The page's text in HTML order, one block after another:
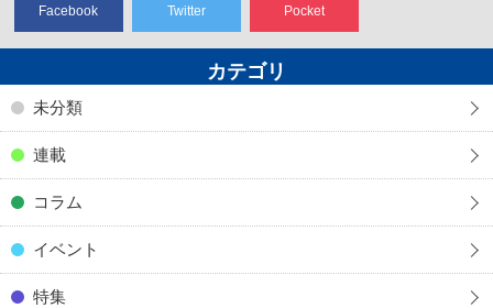
Facebook Twitter Pocket
カテゴリ
未分類
連載
コラム
イベント
特集